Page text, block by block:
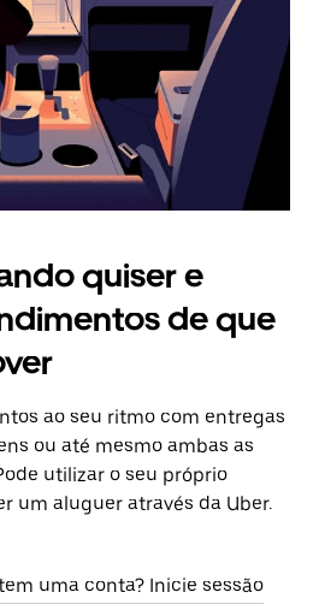
quiser e
de que
ao seu ritmo com entregas
ou até mesmo ambas as
utilizar o seu próprio
um aluguer através da Uber.
uma conta? Inicie sessão